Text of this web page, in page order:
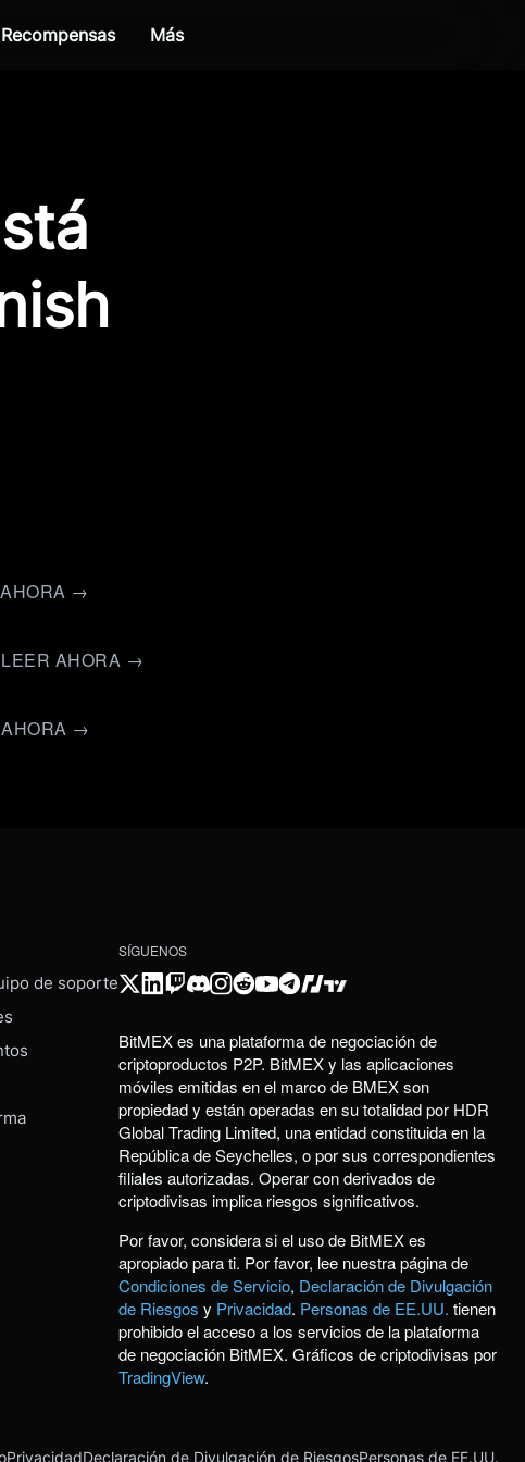
Más
→
LEER AHORA →
AHORA →
de soporte
SÍGUENOS
BitMEX es una plataforma de negociación de
criptoproductos P2P. BitMEX y las aplicaciones
móviles emitidas en el marco de BMEX son
propiedad y están operadas en su totalidad por HDR
Global Trading Limited, una entidad constituida en la
República de Seychelles, o por sus correspondientes
filiales autorizadas. Operar con derivados de
criptodivisas implica riesgos significativos.
Por favor, considera si el uso de BitMEX es
apropiado para ti. Por favor, lee nuestra página de
Condiciones de Servicio, Declaración de Divulgación
de Riesgos y Privacidad. Personas de EE.UU. tienen
prohibido el acceso a los servicios de la plataforma
de negociación BitMEX. Gráficos de criptodivisas por
TradingView.
PrivacidadDeclaración de Divulgación de RiesgosPersonas de EE.UU.